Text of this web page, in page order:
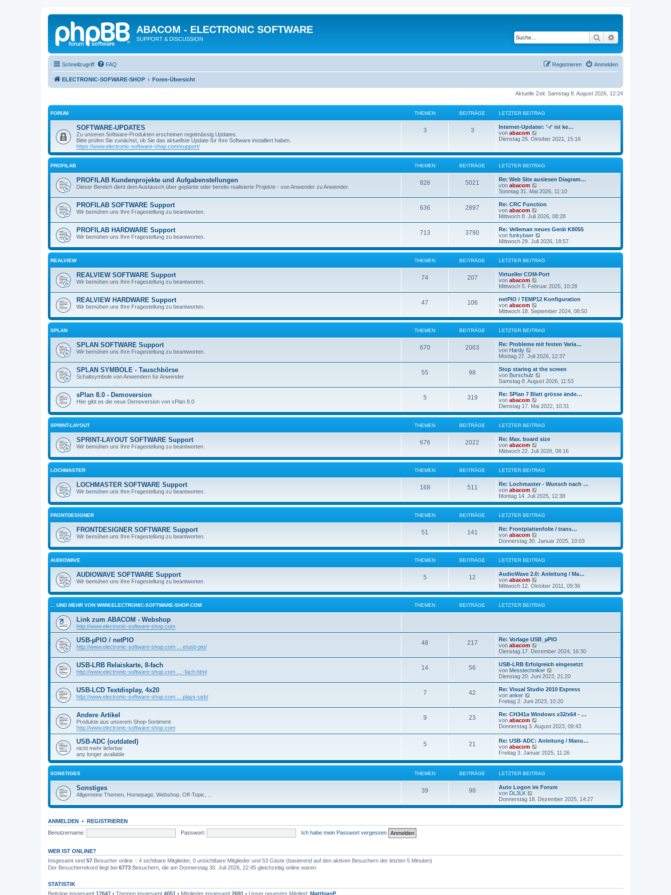
ABACOM - ELECTRONIC SOFTWARE
SUPPORT & DISCUSSION Suche
Schnellzugriff FAQ Anmelden
Registrieren
ELECTRONIC-SOFWARE-SHOP Foren-Übersicht
Aktuelle Zeit: Samstag 8. August 2026, 12:24
FORUM THEMEN BEITRÄGE LETZTER BEITRAG
SOFTWARE-UPDATES
Zu unseren Software-Produkten erscheinen regelmässig Updates.
Bitte prüfen Sie zunächst, ob Sie das aktuellste Update für Ihre Software installiert haben.
https://www.electronic-software-shop.com/support/
3 3
Internet-Updater: '-r' ist ke…
von abacom
e
s
e
r
B
i
t
r
g
Dienstag 26. Oktober 2021, 15:16
PROFILAB THEMEN BEITRÄGE LETZTER BEITRAG
PROFILAB Kundenprojekte und Aufgabenstellungen
Dieser Bereich dient dem Austausch über geplante oder bereits realisierte Projekte - von Anwender zu Anwender.
826 5021
Re: Web Site auslesen Diagram…
von abacom
e
u
e
t
B
e
i
t
a
g
Sonntag 31. Mai 2026, 11:10
PROFILAB SOFTWARE Support
Wir bemühen uns Ihre Fragestellung zu beantworten.
636 2897
Re: CRC Function
von abacom
e
u
e
s
t
r
B
e
i
t
a
g
Mittwoch 8. Juli 2026, 08:28
PROFILAB HARDWARE Support
Wir bemühen uns Ihre Fragestellung zu beantworten.
713 3790
Re: Velleman neues Gerät K8055
von funkybaer
e
u
e
s
r
e
i
t
a
g
Mittwoch 29. Juli 2026, 18:57
REALVIEW THEMEN BEITRÄGE LETZTER BEITRAG
REALVIEW SOFTWARE Support
Wir bemühen uns Ihre Fragestellung zu beantworten.
74 207
Virtueller COM-Port
von abacom
e
u
e
t
e
r
B
e
i
t
a
g
Mittwoch 5. Februar 2025, 10:28
REALVIEW HARDWARE Support
Wir bemühen uns Ihre Fragestellung zu beantworten.
47 106
netPIO / TEMP12 Konfiguration
von abacom
e
u
e
s
r
e
i
t
r
a
g
Mittwoch 18. September 2024, 08:50
SPLAN THEMEN BEITRÄGE LETZTER BEITRAG
SPLAN SOFTWARE Support
Wir bemühen uns Ihre Fragestellung zu beantworten.
670 2063
Re: Probleme mit festen Varia…
von Hardy
e
u
e
s
t
e
r
B
e
i
t
a
g
Montag 27. Juli 2026, 12:37
SPLAN SYMBOLE - Tauschbörse
Schaltsymbole von Anwendern für Anwender
55 98
Stop staring at the screen
von Burschulz
e
u
e
t
r
B
e
i
t
a
g
Samstag 8. August 2026, 11:53
sPlan 8.0 - Demoversion
Hier gibt es die neue Demoversion von sPlan 8.0
5 319
Re: SPlan 7 Blatt grösse ände…
von abacom
e
u
e
s
r
e
i
r
a
g
Dienstag 17. Mai 2022, 10:31
SPRINT-LAYOUT THEMEN BEITRÄGE LETZTER BEITRAG
SPRINT-LAYOUT SOFTWARE Support
Wir bemühen uns Ihre Fragestellung zu beantworten.
676 2022
Re: Max. board size
von abacom
e
u
e
s
r
e
i
r
a
g
Mittwoch 22. Juli 2026, 08:16
LOCHMASTER THEMEN BEITRÄGE LETZTER BEITRAG
LOCHMASTER SOFTWARE Support
Wir bemühen uns Ihre Fragestellung zu beantworten.
168 511
Re: Lochmaster - Wunsch nach …
von abacom
e
u
e
s
r
e
i
r
a
g
Montag 14. Juli 2025, 12:38
FRONTDESIGNER THEMEN BEITRÄGE LETZTER BEITRAG
FRONTDESIGNER SOFTWARE Support
Wir bemühen uns Ihre Fragestellung zu beantworten.
51 141
Re: Frontplattenfolie / trans…
von abacom
e
u
e
s
r
e
i
r
a
Donnerstag 30. Januar 2025, 10:03
AUDIOWAVE THEMEN BEITRÄGE LETZTER BEITRAG
AUDIOWAVE SOFTWARE Support
Wir bemühen uns Ihre Fragestellung zu beantworten.
5 12
AudioWave 2.0: Anleitung / Ma…
von abacom
e
u
e
s
e
i
r
a
g
Mittwoch 12. Oktober 2011, 09:36
... UND MEHR VON WWW.ELECTRONIC-SOFTWARE-SHOP.COM THEMEN BEITRÄGE LETZTER BEITRAG
Link zum ABACOM - Webshop
http://www.electronic-software-shop.com
USB-µPIO / netPIO
http://www.electronic-software-shop.com ... e/usb-pio/
48 217
Re: Vorlage USB_µPIO
von abacom
e
u
e
s
t
r
B
e
i
r
g
Dienstag 17. Dezember 2024, 16:30
USB-LRB Relaiskarte, 8-fach
http://www.electronic-software-shop.com ... -fach.html
14 56
USB-LRB Erfolgreich eingesetzt
von Messtechniker
e
u
e
t
B
e
i
t
r
g
Dienstag 20. Juni 2023, 21:20
USB-LCD Textdisplay, 4x20
http://www.electronic-software-shop.com ... plays-usb/
7 42
Re: Visual Studio 2010 Express
von anker
e
u
e
s
t
B
e
i
t
r
a
Freitag 2. Juni 2023, 10:20
Andere Artikel
Produkte aus unserem Shop-Sortiment
http://www.electronic-software-shop.com
9 23
Re: CH341a Windows x32/x64 - …
von abacom
e
e
s
e
r
B
e
i
t
a
Donnerstag 3. August 2023, 09:43
USB-ADC (outdated)
nicht mehr lieferbar
any longer available
5 21
Re: USB-ADC: Anleitung / Manu…
von abacom
e
e
t
e
r
e
i
a
Freitag 3. Januar 2025, 11:26
SONSTIGES THEMEN BEITRÄGE LETZTER BEITRAG
Sonstiges
Allgemeine Themen, Homepage, Webshop, Off-Topic, ...
39 98
Auto Logon im Forum
von DL3LK
e
u
Donnerstag 18. Dezember 2025, 14:27
ANMELDEN • REGISTRIEREN
Benutzername:
Passwort: Ich habe mein Passwort vergessen
WER IST ONLINE?
Insgesamt sind 57 Besucher online :: 4 sichtbare Mitglieder, 0 unsichtbare Mitglieder und 53 Gäste (basierend auf den aktiven Besuchern der letzten 5 Minuten)
Der Besucherrekord liegt bei 6773 Besuchern, die am Donnerstag 30. Juli 2026, 22:45 gleichzeitig online waren.
STATISTIK
Beiträge insgesamt 17647 • Themen insgesamt 4051 • Mitglieder insgesamt 2691 • Unser neuestes Mitglied: MatthiasP